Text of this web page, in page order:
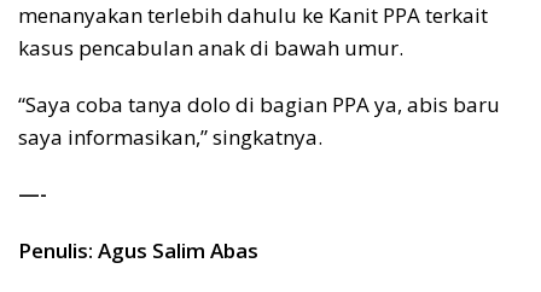
menanyakan terlebih dahulu ke Kanit PPA terkait
kasus pencabulan anak di bawah umur.
“Saya coba tanya dolo di bagian PPA ya, abis baru
saya informasikan,” singkatnya.
—-
Penulis: Agus Salim Abas